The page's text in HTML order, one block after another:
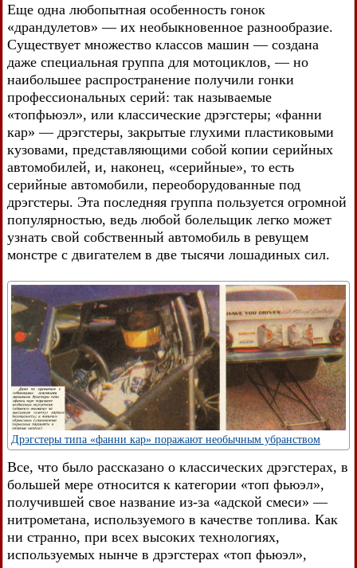
Еще одна любопытная особенность гонок
«драндулетов» — их необыкновенное разнообразие.
Существует множество классов машин — создана
даже специальная группа для мотоциклов, — но
наибольшее распространение получили гонки
профессиональных серий: так называемые
«топфьюэл», или классические дрэгстеры; «фанни
кар» — дрэгстеры, закрытые глухими пластиковыми
кузовами, представляющими собой копии серийных
автомобилей, и, наконец, «серийные», то есть
серийные автомобили, переоборудованные под
дрэгстеры. Эта последняя группа пользуется огромной
популярностью, ведь любой болельщик легко может
узнать свой собственный автомобиль в ревущем
монстре с двигателем в две тысячи лошадиных сил.
Дрэгстеры типа «фанни кар» поражают необычным убранством
Все, что было рассказано о классических дрэгстерах, в
большей мере относится к категории «топ фьюэл»,
получившей свое название из-за «адской смеси» —
нитрометана, используемого в качестве топлива. Как
ни странно, при всех высоких технологиях,
используемых нынче в дрэгстерах «топ фьюэл»,